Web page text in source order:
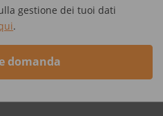
gestione dei tuoi dati
.
domanda